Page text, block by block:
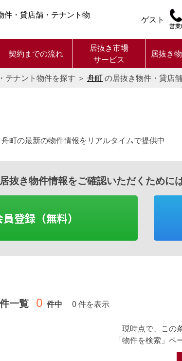
件・貸店舗・テナント物
ゲスト
営
契約までの流れ
居抜き市場
サービス
居抜き
テナント物件を探す ＞ 舟町の居抜き物件・貸店
町の最新の物件情報をリアルタイムで提供中
居抜き物件情報をご確認いただくために
登録（無料）
一覧 0 件中 0 件を表示
現時点で、この
「物件を検索」ペ